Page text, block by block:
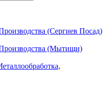
(Сергиев Посад)
(Мытищи)